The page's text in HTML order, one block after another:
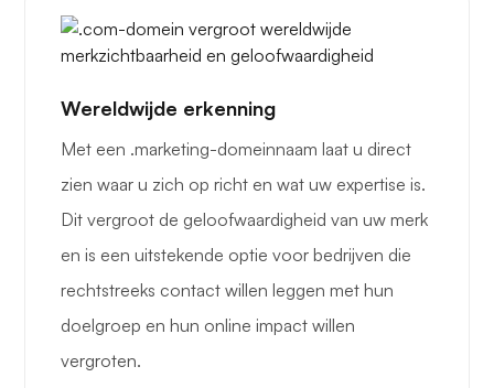
Wereldwijde erkenning
Met een .marketing-domeinnaam laat u direct
zien waar u zich op richt en wat uw expertise is.
Dit vergroot de geloofwaardigheid van uw merk
en is een uitstekende optie voor bedrijven die
rechtstreeks contact willen leggen met hun
doelgroep en hun online impact willen
vergroten.